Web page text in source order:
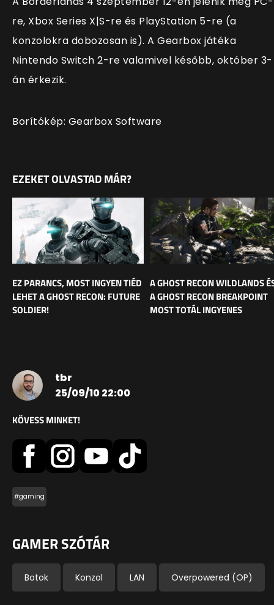
re, Xbox Series X|S-re és PlayStation 5-re (a
konzolokra dobozosan is). A Gearbox játéka
Nintendo Switch 2-re valamivel később, október 3-
án érkezik.
Borítókép: Gearbox Software
EZEKET OLVASTAD MÁR?
EZ PARANCS, MOST INGYEN TIÉD
LEHET A GHOST RECON: FUTURE
SOLDIER!
A GHOST RECON WILDLANDS
A GHOST RECON BREAKPOINT
MOST TOTÁL INGYENES
tbr
25/09/10 22:00
KÖVESS MINKET!
#gaming
GAMER SZÓTÁR
Botok Konzol LAN Overpowered (OP)